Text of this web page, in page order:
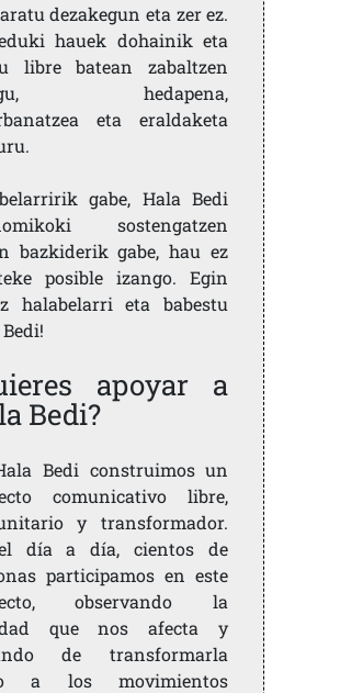
dezakegun eta zer ez.
hauek dohainik eta
libre batean zabaltzen
hedapena,
eta eraldaketa
gabe, Hala Bedi
sostengatzen
bazkiderik gabe, hau ez
posible izango. Egin
halabelarri eta babestu
apoyar a
Bedi?
Bedi construimos un
comunicativo libre,
y transformador.
día a día, cientos de
participamos en este
observando la
que nos afecta y
de transformarla
a los movimientos